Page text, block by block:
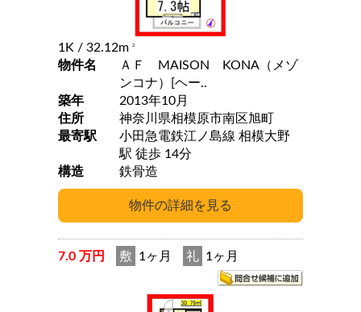
1K / 32.12m 2
物件名
ＡＦ MAISON KONA（メゾ
ンコナ）[ヘー..
築年
2013年10月
住所
神奈川県相模原市南区旭町
最寄駅
小田急電鉄江ノ島線 相模大野
駅 徒歩 14分
構造
鉄骨造
7.0 万円 敷 1ヶ月 礼 1ヶ月